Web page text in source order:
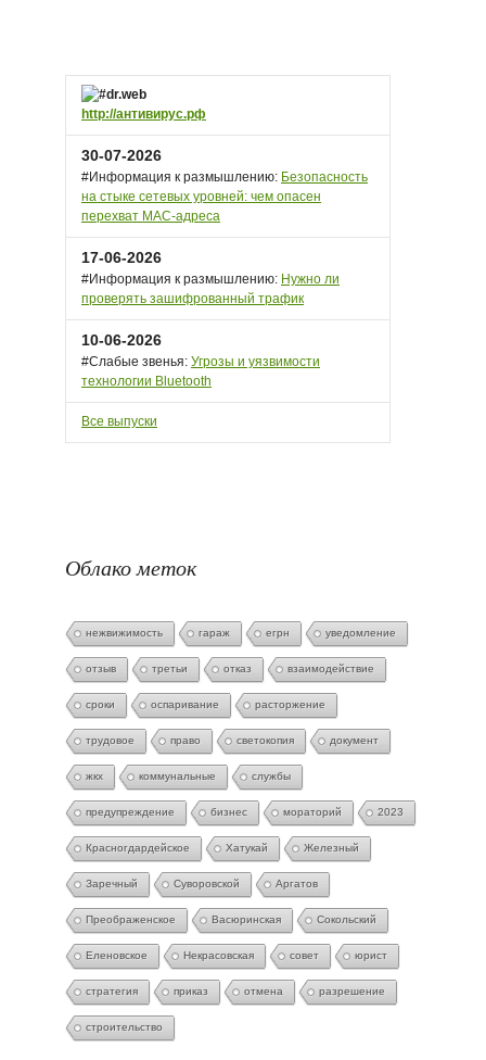
http://антивирус.рф
30-07-2026
#Информация к размышлению: Безопасность
на стыке сетевых уровней: чем опасен
перехват MAC-адреса
17-06-2026
#Информация к размышлению: Нужно ли
проверять зашифрованный трафик
10-06-2026
#Слабые звенья: Угрозы и уязвимости
технологии Bluetooth
Все выпуски
Облако меток
нежвижимость гараж егрн уведомление
отзыв третьи отказ взаимодействие
сроки оспаривание расторжение
трудовое право светокопия документ
жкх коммунальные службы
предупреждение бизнес мораторий 2023
Красногдардейское Хатукай Железный
Заречный Суворовской Аргатов
Преображенское Васюринская Сокольский
Еленовское Некрасовская совет юрист
стратегия приказ отмена разрешение
строительство